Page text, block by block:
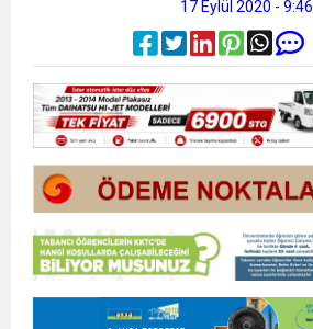
17 Eylül 2020 - 9:46